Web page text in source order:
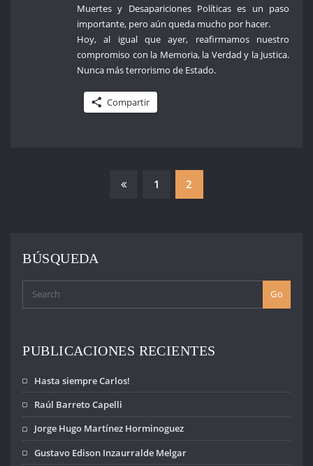
Muertes y Desapariciones Políticas es un paso
importante, pero aún queda mucho por hacer.
Hoy, al igual que ayer, reafirmamos nuestro
compromiso con la Memoria, la Verdad y la Justica.
Nunca más terrorismo de Estado.
Compartir
PAGINACIÓN
ENTRADAS
1 2
BÚSQUEDA
Go
PUBLICACIONES RECIENTES
Hasta siempre Carlos!
Raúl Barreto Capelli
Jorge Hugo Martínez Horminoguez
Gustavo Edison Inzaurralde Melgar